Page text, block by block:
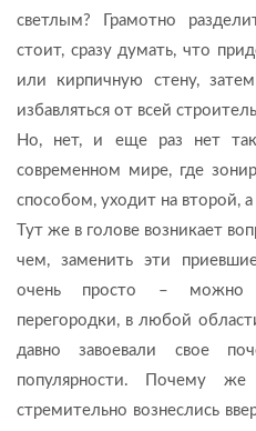
светлым? Грамотно
стоит, сразу думать, что
или кирпичную стену,
избавляться от всей
Но, нет, и еще раз нет
современном мире, где
способом, уходит на второй,
Тут же в голове возникает
чем, заменить эти
очень просто – можно
перегородки, в любой
давно завоевали свое
популярности. Почему же
стремительно вознеслись